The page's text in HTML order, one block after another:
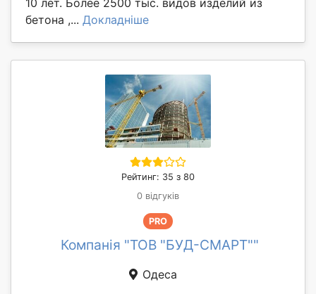
бетона ,... Докладніше
Рейтинг: 35 з 80
0 відгуків
PRO
Компанія "ТОВ "БУД-СМАРТ""
Одеса